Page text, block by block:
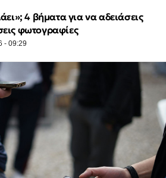
4 βήματα για να αδειάσεις
φωτογραφίες
- 09:29